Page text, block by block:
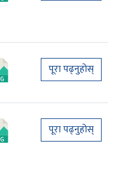
पूरा पढ्नुहोस्
पूरा पढ्नुहोस्